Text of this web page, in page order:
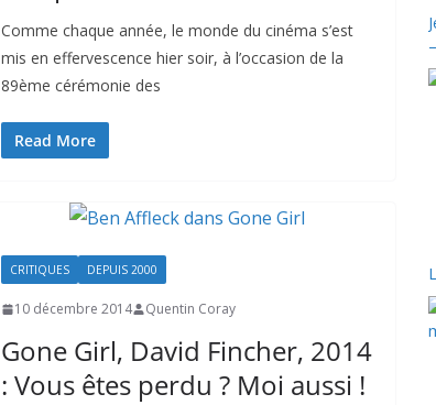
Comme chaque année, le monde du cinéma s’est
mis en effervescence hier soir, à l’occasion de la
89ème cérémonie des
Read More
CRITIQUES DEPUIS 2000
10 décembre 2014 Quentin Coray
Gone Girl, David Fincher, 2014
: Vous êtes perdu ? Moi aussi !